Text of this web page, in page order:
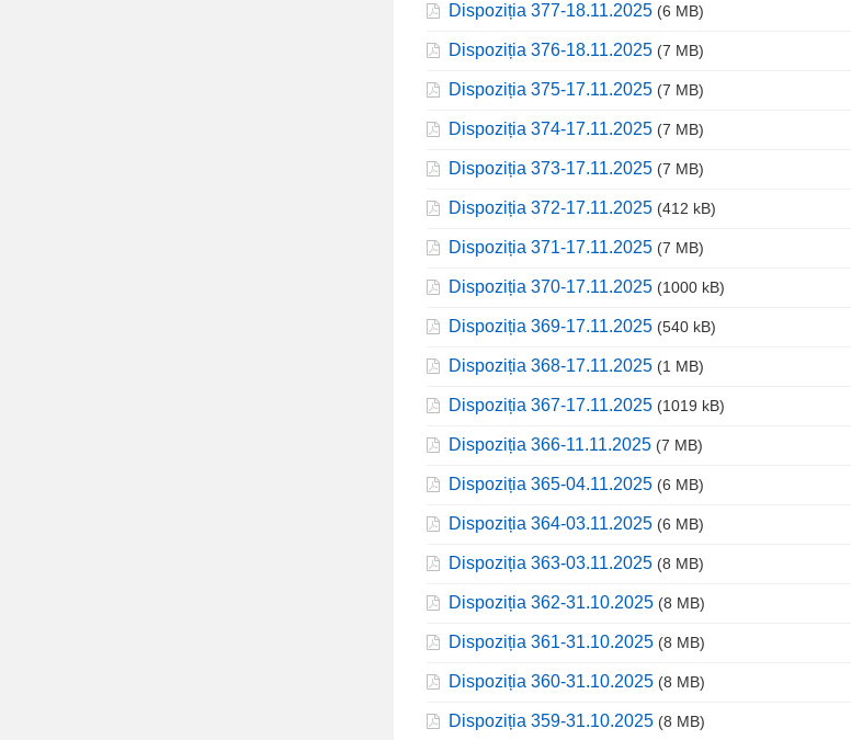
Dispoziția 377-18.11.2025 (6 MB)
Dispoziția 376-18.11.2025 (7 MB)
Dispoziția 375-17.11.2025 (7 MB)
Dispoziția 374-17.11.2025 (7 MB)
Dispoziția 373-17.11.2025 (7 MB)
Dispoziția 372-17.11.2025 (412 kB)
Dispoziția 371-17.11.2025 (7 MB)
Dispoziția 370-17.11.2025 (1000 kB)
Dispoziția 369-17.11.2025 (540 kB)
Dispoziția 368-17.11.2025 (1 MB)
Dispoziția 367-17.11.2025 (1019 kB)
Dispoziția 366-11.11.2025 (7 MB)
Dispoziția 365-04.11.2025 (6 MB)
Dispoziția 364-03.11.2025 (6 MB)
Dispoziția 363-03.11.2025 (8 MB)
Dispoziția 362-31.10.2025 (8 MB)
Dispoziția 361-31.10.2025 (8 MB)
Dispoziția 360-31.10.2025 (8 MB)
Dispoziția 359-31.10.2025 (8 MB)